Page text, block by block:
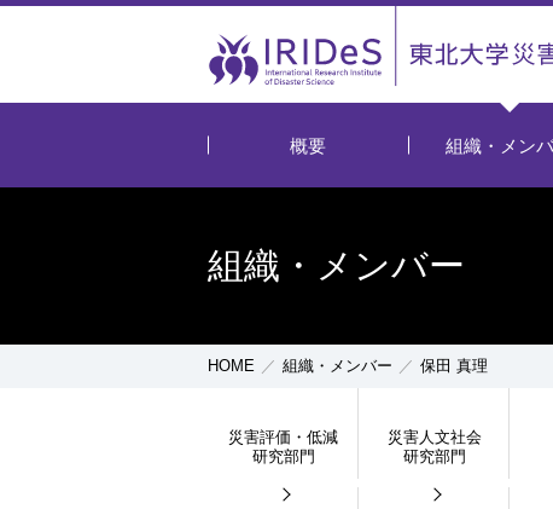
概要 組織・メン
組織・メンバー
HOME 組織・メンバー 保田 真理
災害評価・低減
研究部門
災害人文社会
研究部門